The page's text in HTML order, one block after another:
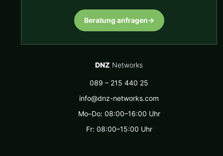
Beratung anfragen→
DNZ Networks
089 – 215 440 25
info@dnz-networks.com
Mo–Do: 08:00–16:00 Uhr
Fr: 08:00–15:00 Uhr